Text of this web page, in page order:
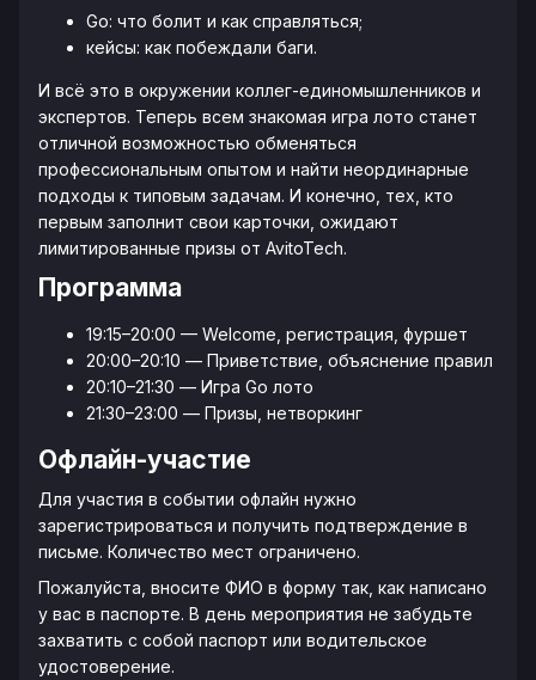
Go: что болит и как справляться;
кейсы: как побеждали баги.
И всё это в окружении коллег-единомышленников и
экспертов. Теперь всем знакомая игра лото станет
отличной возможностью обменяться
профессиональным опытом и найти неординарные
подходы к типовым задачам. И конечно, тех, кто
первым заполнит свои карточки, ожидают
лимитированные призы от AvitoTech.
Программа
19:15–20:00 — Welcome, регистрация, фуршет
20:00–20:10 — Приветствие, объяснение правил
20:10–21:30 — Игра Go лото
21:30–23:00 — Призы, нетворкинг
Офлайн-участие
Для участия в событии офлайн нужно
зарегистрироваться и получить подтверждение в
письме. Количество мест ограничено.
Пожалуйста, вносите ФИО в форму так, как написано
у вас в паспорте. В день мероприятия не забудьте
захватить с собой паспорт или водительское
удостоверение.